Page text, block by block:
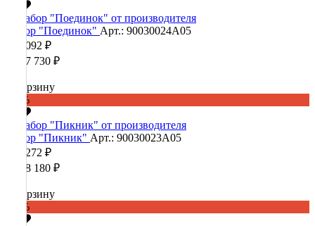
Набор "Поединок" Арт.: 90030024А05
555 092 ₽
1 387 730 ₽
В корзину
-60%
Набор "Пикник" Арт.: 90030023А05
443 272 ₽
1 108 180 ₽
В корзину
-60%